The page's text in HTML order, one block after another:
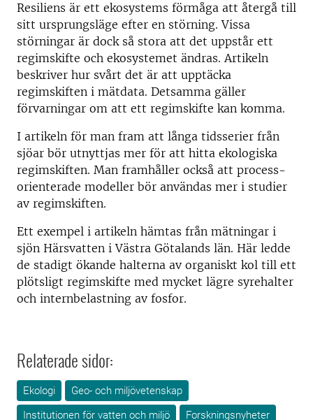
Resiliens är ett ekosystems förmåga att återgå till
sitt ursprungsläge efter en störning. Vissa
störningar är dock så stora att det uppstår ett
regimskifte och ekosystemet ändras. Artikeln
beskriver hur svårt det är att upptäcka
regimskiften i mätdata. Detsamma gäller
förvarningar om att ett regimskifte kan komma.
I artikeln för man fram att långa tidsserier från
sjöar bör utnyttjas mer för att hitta ekologiska
regimskiften. Man framhåller också att process-
orienterade modeller bör användas mer i studier
av regimskiften.
Ett exempel i artikeln hämtas från mätningar i
sjön Härsvatten i Västra Götalands län. Här ledde
de stadigt ökande halterna av organiskt kol till ett
plötsligt regimskifte med mycket lägre syrehalter
och internbelastning av fosfor.
Relaterade sidor:
Ekologi
Geo- och miljövetenskap
Institutionen för vatten och miljö
Forskningsnyheter